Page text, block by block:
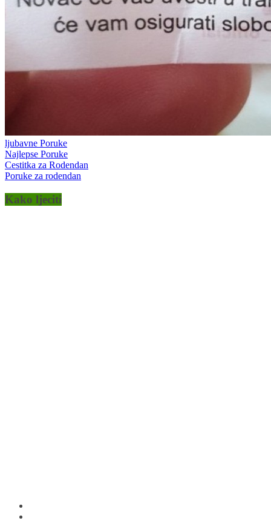
ljubavne Poruke
Najlepse Poruke
Cestitka za Rodendan
Poruke za rodendan
Kako ljeciti